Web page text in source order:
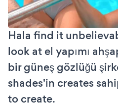
Hala find it
look at el yapımı
bir güneş gözlüğü
shades'in creates
to create.